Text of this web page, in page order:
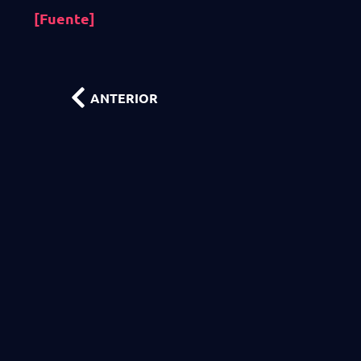
[Fuente]
ANTERIOR